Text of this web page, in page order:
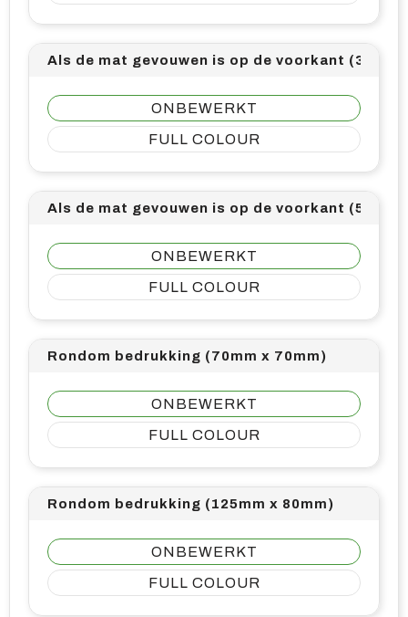
Als de mat gevouwen is op de voorkant (30mm
ONBEWERKT
FULL COLOUR
Als de mat gevouwen is op de voorkant (50mm
ONBEWERKT
FULL COLOUR
Rondom bedrukking (70mm x 70mm)
ONBEWERKT
FULL COLOUR
Rondom bedrukking (125mm x 80mm)
ONBEWERKT
FULL COLOUR